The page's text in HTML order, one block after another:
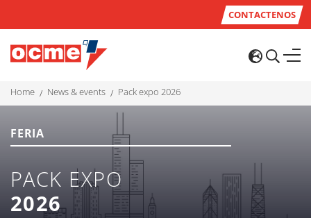
CONTACTENOS
home news & events pack expo 2026
FERIA
PACK EXPO
2026